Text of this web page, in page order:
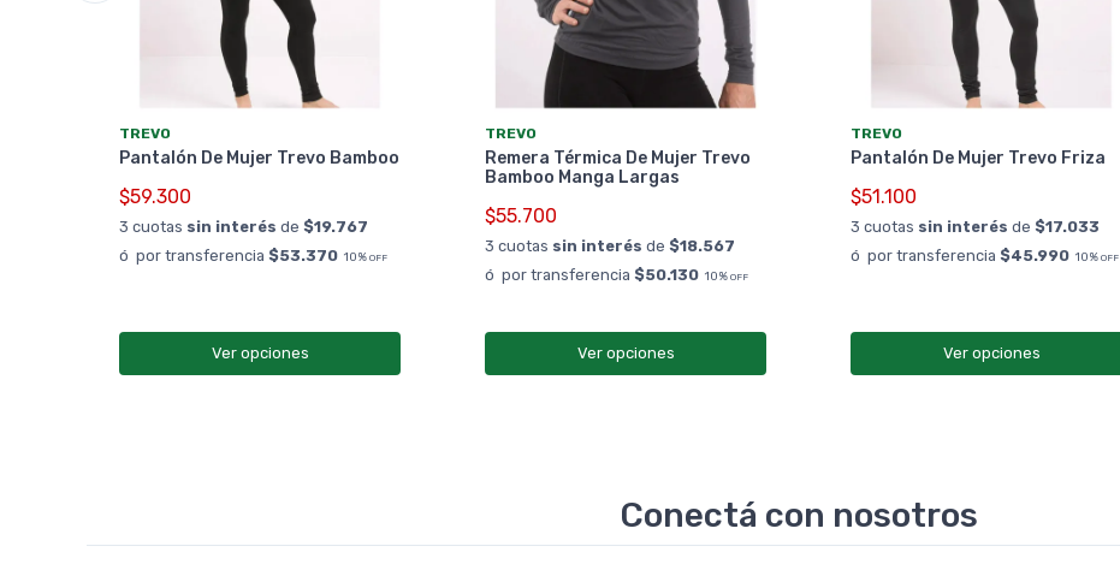
TREVO
Pantalón De Mujer Trevo Bamboo
$59.300
3 cuotas sin interés de $19.767
ó por transferencia $53.370 10% OFF
Ver opciones
TREVO
Remera Térmica De Mujer Trevo
Bamboo Manga Largas
$55.700
3 cuotas sin interés de $18.567
ó por transferencia $50.130 10% OFF
Ver opciones
TREVO
Pantalón De Mujer Trevo Friza
$51.100
3 cuotas sin interés de $17.033
ó por transferencia $45.990 10% OFF
Ver opciones
Conectá con nosotros